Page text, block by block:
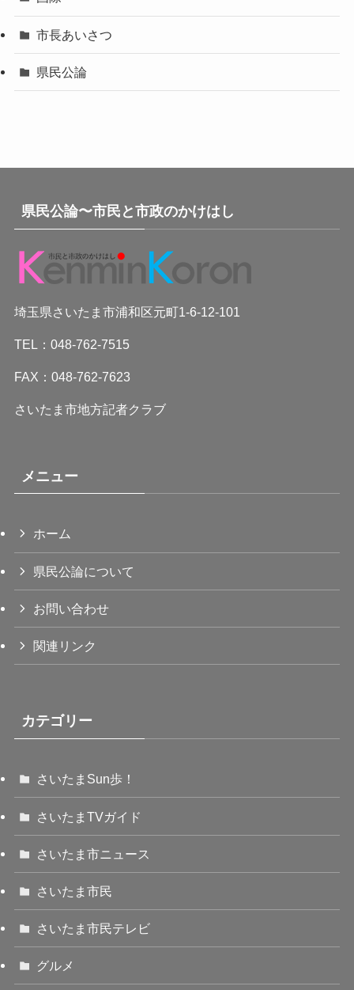
市長あいさつ
県民公論
県民公論〜市民と市政のかけはし
埼玉県さいたま市浦和区元町1-6-12-101
TEL：048-762-7515
FAX：048-762-7623
さいたま市地方記者クラブ
メニュー
ホーム
県民公論について
お問い合わせ
関連リンク
カテゴリー
さいたまSun歩！
さいたまTVガイド
さいたま市ニュース
さいたま市民
さいたま市民テレビ
グルメ